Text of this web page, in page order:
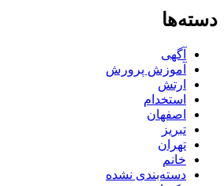
دسته‌ها
آگهی
آموزش پرورش
ارتش
استخدام
اصفهان
تبریز
تهران
خانم
دسته‌بندی نشده